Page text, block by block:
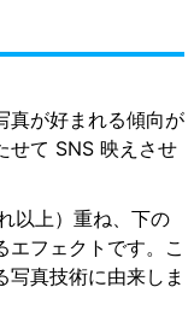
真が好まれる傾向が
せて SNS 映えさせ
以上）重ね、下の
エフェクトです。こ
真技術に由来しま